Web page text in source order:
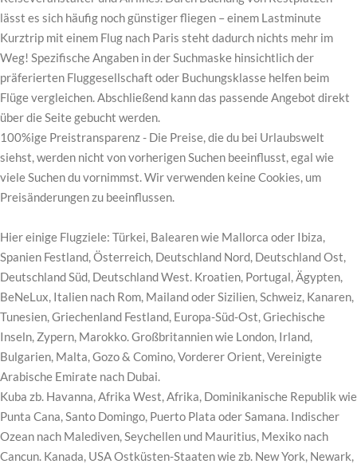
lässt es sich häufig noch günstiger fliegen – einem Lastminute
Kurztrip mit einem Flug nach Paris steht dadurch nichts mehr im
Weg! Spezifische Angaben in der Suchmaske hinsichtlich der
präferierten Fluggesellschaft oder Buchungsklasse helfen beim
Flüge vergleichen. Abschließend kann das passende Angebot direkt
über die Seite gebucht werden.
100%ige Preistransparenz - Die Preise, die du bei Urlaubswelt
siehst, werden nicht von vorherigen Suchen beeinflusst, egal wie
viele Suchen du vornimmst. Wir verwenden keine Cookies, um
Preisänderungen zu beeinflussen.
Hier einige Flugziele: Türkei, Balearen wie Mallorca oder Ibiza,
Spanien Festland, Österreich, Deutschland Nord, Deutschland Ost,
Deutschland Süd, Deutschland West. Kroatien, Portugal, Ägypten,
BeNeLux, Italien nach Rom, Mailand oder Sizilien, Schweiz, Kanaren,
Tunesien, Griechenland Festland, Europa-Süd-Ost, Griechische
Inseln, Zypern, Marokko. Großbritannien wie London, Irland,
Bulgarien, Malta, Gozo & Comino, Vorderer Orient, Vereinigte
Arabische Emirate nach Dubai.
Kuba zb. Havanna, Afrika West, Afrika, Dominikanische Republik wie
Punta Cana, Santo Domingo, Puerto Plata oder Samana. Indischer
Ozean nach Malediven, Seychellen und Mauritius, Mexiko nach
Cancun. Kanada, USA Ostküsten-Staaten wie zb. New York, Newark,